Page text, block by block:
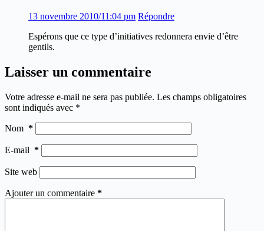
13 novembre 2010/11:04 pm Répondre
Espérons que ce type d’initiatives redonnera envie d’être
gentils.
Laisser un commentaire
Votre adresse e-mail ne sera pas publiée. Les champs obligatoires
sont indiqués avec *
Nom *
E-mail *
Site web
Ajouter un commentaire *